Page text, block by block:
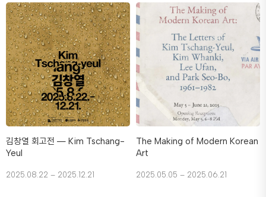
김창열 회고전 ― Kim Tschang-
Yeul
2025.08.22 – 2025.12.21
The Making of Modern Korean
Art
2025.05.05 – 2025.06.21